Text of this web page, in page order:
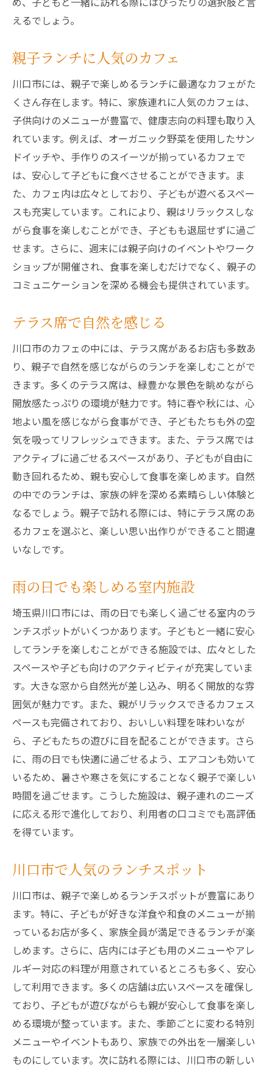
えるでしょう。
親子ランチに人気のカフェ
川口市には、親子で楽しめるランチに最適なカフェがた
くさん存在します。特に、家族連れに人気のカフェは、
子供向けのメニューが豊富で、健康志向の料理も取り入
れています。例えば、オーガニック野菜を使用したサン
ドイッチや、手作りのスイーツが揃っているカフェで
は、安心して子どもに食べさせることができます。ま
た、カフェ内は広々としており、子どもが遊べるスペー
スも充実しています。これにより、親はリラックスしな
がら食事を楽しむことができ、子どもも退屈せずに過ご
せます。さらに、週末には親子向けのイベントやワーク
ショップが開催され、食事を楽しむだけでなく、親子の
コミュニケーションを深める機会も提供されています。
テラス席で自然を感じる
川口市のカフェの中には、テラス席があるお店も多数あ
り、親子で自然を感じながらのランチを楽しむことがで
きます。多くのテラス席は、緑豊かな景色を眺めながら
開放感たっぷりの環境が魅力です。特に春や秋には、心
地よい風を感じながら食事ができ、子どもたちも外の空
気を吸ってリフレッシュできます。また、テラス席では
アクティブに過ごせるスペースがあり、子どもが自由に
動き回れるため、親も安心して食事を楽しめます。自然
の中でのランチは、家族の絆を深める素晴らしい体験と
なるでしょう。親子で訪れる際には、特にテラス席のあ
るカフェを選ぶと、楽しい思い出作りができること間違
いなしです。
雨の日でも楽しめる室内施設
埼玉県川口市には、雨の日でも楽しく過ごせる室内のラ
ンチスポットがいくつかあります。子どもと一緒に安心
してランチを楽しむことができる施設では、広々とした
スペースや子ども向けのアクティビティが充実していま
す。大きな窓から自然光が差し込み、明るく開放的な雰
囲気が魅力です。また、親がリラックスできるカフェス
ペースも完備されており、おいしい料理を味わいなが
ら、子どもたちの遊びに目を配ることができます。さら
に、雨の日でも快適に過ごせるよう、エアコンも効いて
いるため、暑さや寒さを気にすることなく親子で楽しい
時間を過ごせます。こうした施設は、親子連れのニーズ
に応える形で進化しており、利用者の口コミでも高評価
を得ています。
川口市で人気のランチスポット
川口市は、親子で楽しめるランチスポットが豊富にあり
ます。特に、子どもが好きな洋食や和食のメニューが揃
っているお店が多く、家族全員が満足できるランチが楽
しめます。さらに、店内には子ども用のメニューやアレ
ルギー対応の料理が用意されているところも多く、安心
して利用できます。多くの店舗は広いスペースを確保し
ており、子どもが遊びながらも親が安心して食事を楽し
める環境が整っています。また、季節ごとに変わる特別
メニューやイベントもあり、家族での外出を一層楽しい
ものにしています。次に訪れる際には、川口市の新しい